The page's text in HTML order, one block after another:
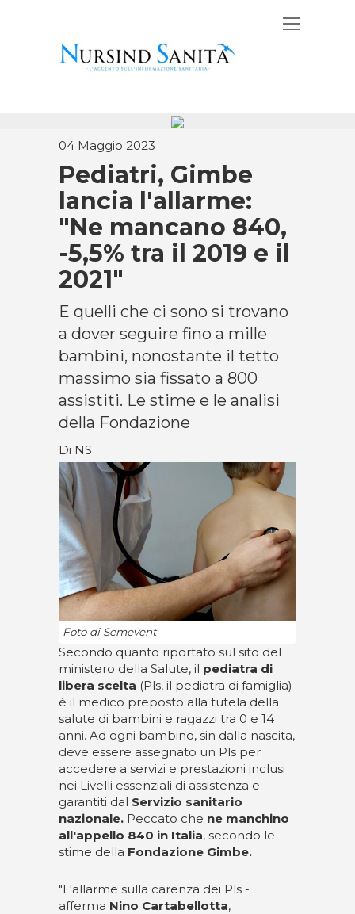
04 Maggio 2023
Pediatri, Gimbe
lancia l'allarme:
"Ne mancano 840,
-5,5% tra il 2019 e il
2021"
E quelli che ci sono si trovano
a dover seguire fino a mille
bambini, nonostante il tetto
massimo sia fissato a 800
assistiti. Le stime e le analisi
della Fondazione
Di NS
Foto di Semevent
Secondo quanto riportato sul sito del
ministero della Salute, il pediatra di
libera scelta (Pls, il pediatra di famiglia)
è il medico preposto alla tutela della
salute di bambini e ragazzi tra 0 e 14
anni. Ad ogni bambino, sin dalla nascita,
deve essere assegnato un Pls per
accedere a servizi e prestazioni inclusi
nei Livelli essenziali di assistenza e
garantiti dal Servizio sanitario
nazionale. Peccato che ne manchino
all'appello 840 in Italia, secondo le
stime della Fondazione Gimbe.
"L'allarme sulla carenza dei Pls -
afferma Nino Cartabellotta,